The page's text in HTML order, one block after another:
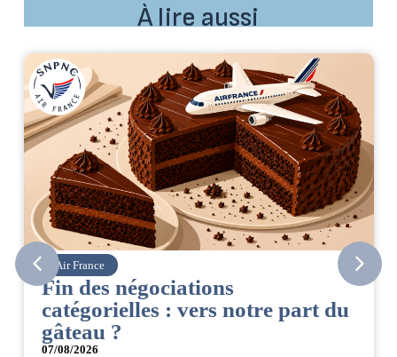
À lire aussi
Air France
Fin des négociations
catégorielles : vers notre part du
gâteau ?
07/08/2026